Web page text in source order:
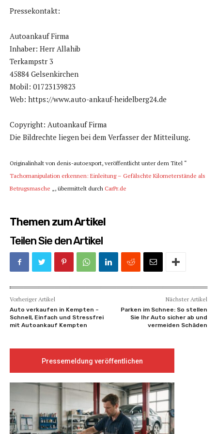
e
Pressekontakt:
Autoankauf Firma
Inhaber: Herr Allahib
Terkampstr 3
45884 Gelsenkirchen
Mobil: 01723139823
Web: https://www.auto-ankauf-heidelberg24.de
Copyright: Autoankauf Firma
Die Bildrechte liegen bei dem Verfasser der Mitteilung.
Originalinhalt von denis-autoexport, veröffentlicht unter dem Titel “
Tachomanipulation erkennen: Einleitung – Gefälschte Kilometerstände als
Betrugsmasche „, übermittelt durch CarPr.de
Themen zum Artikel
Teilen Sie den Artikel
Vorheriger Artikel
Auto verkaufen in Kempten –
Schnell, Einfach und Stressfrei
mit Autoankauf Kempten
Nächster Artikel
Parken im Schnee: So stellen
Sie Ihr Auto sicher ab und
vermeiden Schäden
Pressemeldung veröffentlichen